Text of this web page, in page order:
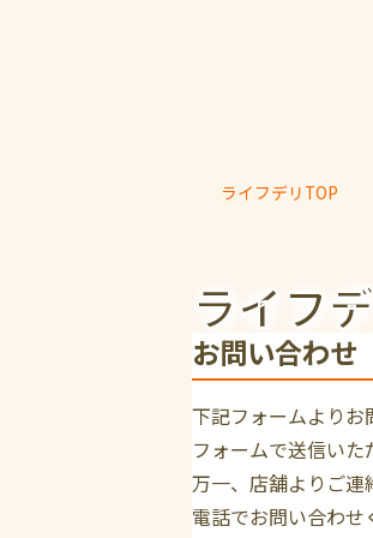
ライフデリTOP
ライフ
お問い合わせ
下記フォームよりお
フォームで送信いた
万一、店舗よりご
電話でお問い合わせ